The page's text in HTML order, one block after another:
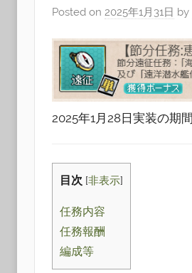
Posted on 2025年1月31日 by
2025年1月28日実装の期
目次 [非表示]
任務内容
任務報酬
編成等